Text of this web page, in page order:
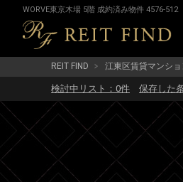
WORVE東京木場 5階 成約済み物件 4576-512
REIT FIND 江東区賃貸マンショ
検討中リスト： 0件 保存した